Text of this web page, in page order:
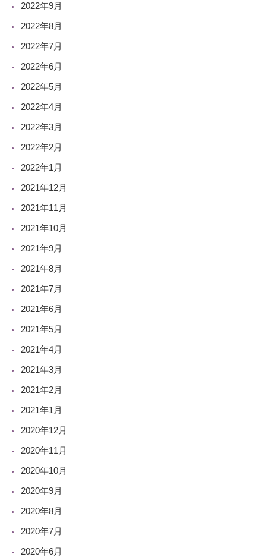
2022年9月
2022年8月
2022年7月
2022年6月
2022年5月
2022年4月
2022年3月
2022年2月
2022年1月
2021年12月
2021年11月
2021年10月
2021年9月
2021年8月
2021年7月
2021年6月
2021年5月
2021年4月
2021年3月
2021年2月
2021年1月
2020年12月
2020年11月
2020年10月
2020年9月
2020年8月
2020年7月
2020年6月